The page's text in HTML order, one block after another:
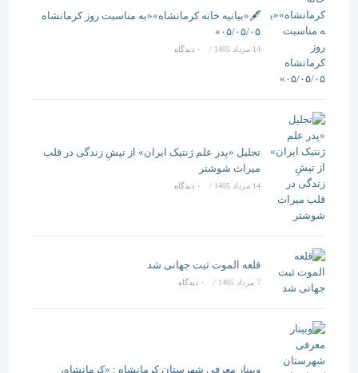
🖋️«بیانیه خانه کرمانشاه»«به مناسبت روز کرمانشاه
۰۵/۰۵/۰۵»
/ ۰ دیدگاه
تجلیل «پدر علم ژنتیک ایران» از تپشِ زندگی در قلب
میراث شوشتر
14 مرداد 1405 / ۰ دیدگاه
قلعه الموت ثبت جهانی شد
/ ۰ دیدگاه
وبینار معرفی شهرستان کرمانشاه : «کرمانشاه،